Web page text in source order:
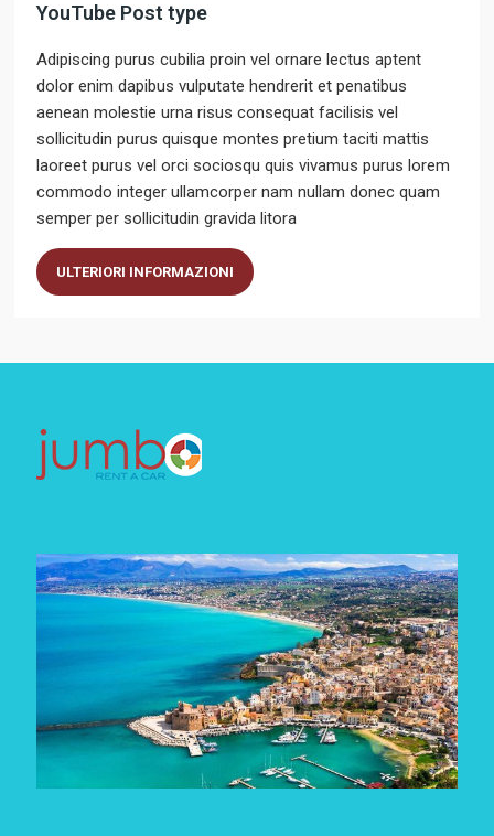
YouTube Post type
Adipiscing purus cubilia proin vel ornare lectus aptent
dolor enim dapibus vulputate hendrerit et penatibus
aenean molestie urna risus consequat facilisis vel
sollicitudin purus quisque montes pretium taciti mattis
laoreet purus vel orci sociosqu quis vivamus purus lorem
commodo integer ullamcorper nam nullam donec quam
semper per sollicitudin gravida litora
ULTERIORI INFORMAZIONI